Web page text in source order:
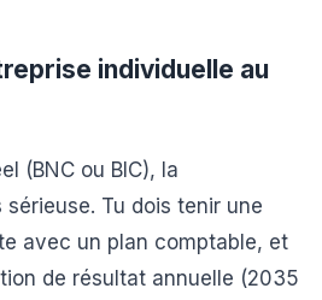
individuelle au
(BNC ou BIC), la
Tu dois tenir une
avec un plan comptable, et
de résultat annuelle (2035